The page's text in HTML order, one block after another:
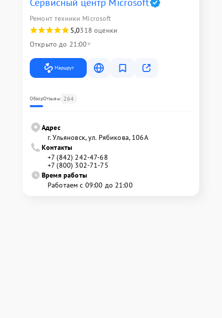
Сервисный центр Microsoft
Ремонт техники Microsoft
5,0318 оценки
Открыто до 21:00
Маршрут
ОбзорОтзывы 264
Адрес
г. Ульяновск, ул. Рябикова, 106А
Контакты
+7 (842) 242-47-68
+7 (800) 302-71-75
Время работы
Работаем с 09:00 до 21:00